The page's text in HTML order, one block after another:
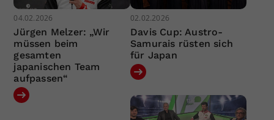
04.02.2026
Jürgen Melzer: „Wir
müssen beim
gesamten
japanischen Team
aufpassen“
02.02.2026
Davis Cup: Austro-
Samurais rüsten sich
für Japan